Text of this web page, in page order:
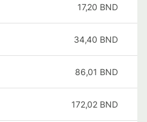
17,20 BND
34,40 BND
86,01 BND
172,02 BND